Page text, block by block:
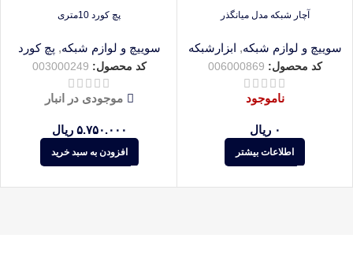
آچار شبکه مدل میانگذر
سوییچ و لوازم شبکه, ابزارشبکه
کد محصول: 006000869
ناموجود
۰ ریال
اطلاعات بیشتر
پچ کورد 10متری
سوییچ و لوازم شبکه, پچ کورد
کد محصول: 003000249
موجودی در انبار
۵.۷۵۰.۰۰۰ ریال
افزودن به سبد خرید